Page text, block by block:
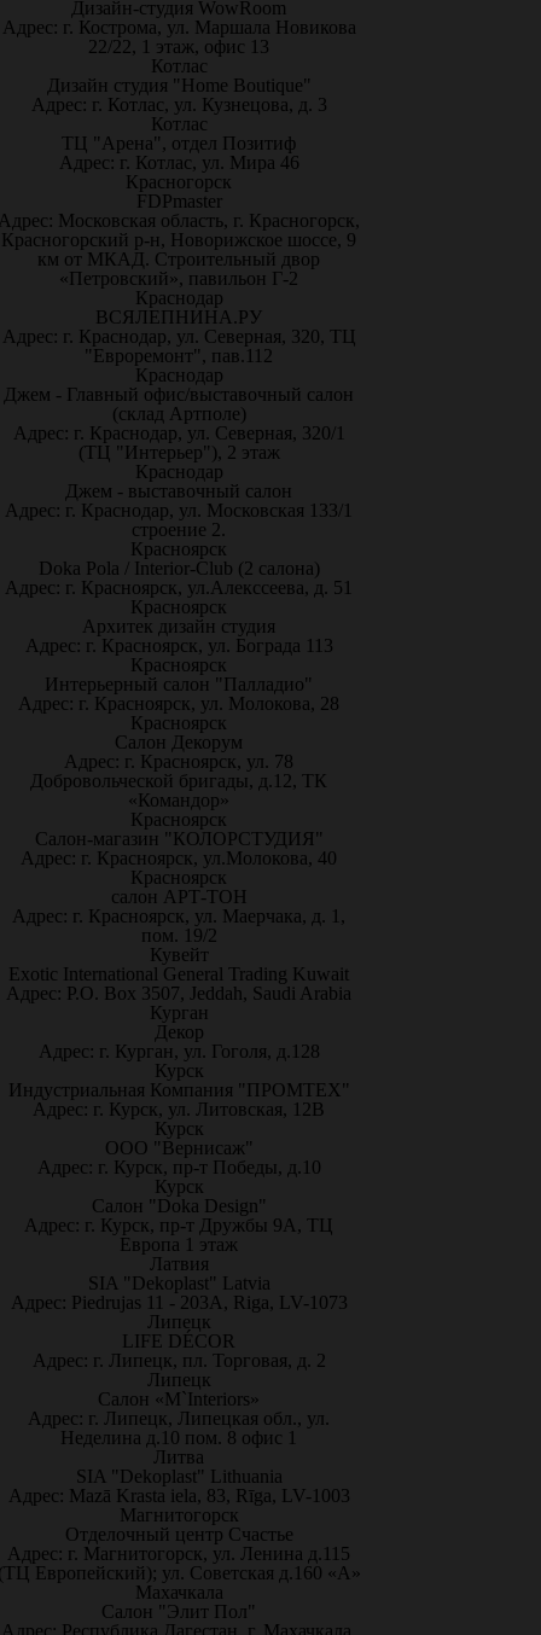
Дизайн-студия WowRoom
Адрес: г. Кострома, ул. Маршала Новикова
22/22, 1 этаж, офис 13
Котлас
Дизайн студия "Home Boutique"
Адрес: г. Котлас, ул. Кузнецова, д. 3
Котлас
ТЦ "Арена", отдел Позитиф
Адрес: г. Котлас, ул. Мира 46
Красногорск
FDPmaster
Московская область, г. Красногорск,
Красногорский р-н, Новорижское шоссе, 9
км от МКАД. Строительный двор
«Петровский», павильон Г-2
Краснодар
ВСЯЛЕПНИНА.РУ
Адрес: г. Краснодар, ул. Северная, 320, ТЦ
"Евроремонт", пав.112
Краснодар
Джем - Главный офис/выставочный салон
(склад Артполе)
Адрес: г. Краснодар, ул. Северная, 320/1
(ТЦ "Интерьер"), 2 этаж
Краснодар
Джем - выставочный салон
Адрес: г. Краснодар, ул. Московская 133/1
строение 2.
Красноярск
Doka Pola / Interior-Club (2 салона)
Адрес: г. Красноярск, ул.Алекссеева, д. 51
Красноярск
Архитек дизайн студия
Адрес: г. Красноярск, ул. Бограда 113
Красноярск
Интерьерный салон "Палладио"
Адрес: г. Красноярск, ул. Молокова, 28
Красноярск
Салон Декорум
Адрес: г. Красноярск, ул. 78
Добровольческой бригады, д.12, ТК
«Командор»
Красноярск
Салон-магазин "КОЛОРСТУДИЯ"
Адрес: г. Красноярск, ул.Молокова, 40
Красноярск
салон АРТ-ТОН
Адрес: г. Красноярск, ул. Маерчака, д. 1,
пом. 19/2
Кувейт
Exotic International General Trading Kuwait
Адрес: P.O. Box 3507, Jeddah, Saudi Arabia
Курган
Декор
Адрес: г. Курган, ул. Гоголя, д.128
Курск
Индустриальная Компания "ПРОМТЕХ"
Адрес: г. Курск, ул. Литовская, 12В
Курск
ООО "Вернисаж"
Адрес: г. Курск, пр-т Победы, д.10
Курск
Салон "Doka Design"
Адрес: г. Курск, пр-т Дружбы 9А, ТЦ
Европа 1 этаж
Латвия
SIA "Dekoplast" Latvia
Адрес: Piedrujas 11 - 203A, Riga, LV-1073
Липецк
LIFE DÉCOR
Адрес: г. Липецк, пл. Торговая, д. 2
Липецк
Салон «M`Interiors»
Адрес: г. Липецк, Липецкая обл., ул.
Неделина д.10 пом. 8 офис 1
Литва
SIA "Dekoplast" Lithuania
Адрес: Mazā Krasta iela, 83, Rīga, LV-1003
Магнитогорск
Отделочный центр Счастье
Адрес: г. Магнитогорск, ул. Ленина д.115
Европейский); ул. Советская д.160 «А»
Махачкала
Салон "Элит Пол"
Адрес: Республика Дагестан, г. Махачкала,